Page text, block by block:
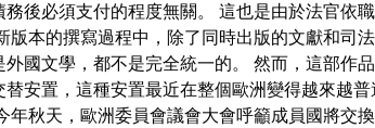
後必須支付的程度無關。 這也是由於法官依
版本的撰寫過程中，除了同時出版的文獻和司
外國文學，都不是完全統一的。 然而，這部
安置，這種安置最近在整個歐洲變得越來越
年秋天，歐洲委員會議會大會呼籲成員國將交